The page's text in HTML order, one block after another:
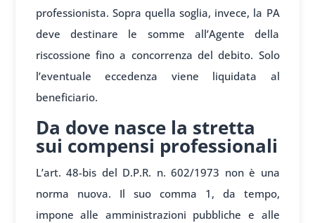
professionista. Sopra quella soglia, invece, la PA
deve destinare le somme all’Agente della
riscossione fino a concorrenza del debito. Solo
l’eventuale eccedenza viene liquidata al
beneficiario.
Da dove nasce la stretta
sui compensi professionali
L’art. 48-bis del D.P.R. n. 602/1973 non è una
norma nuova. Il suo comma 1, da tempo,
impone alle amministrazioni pubbliche e alle